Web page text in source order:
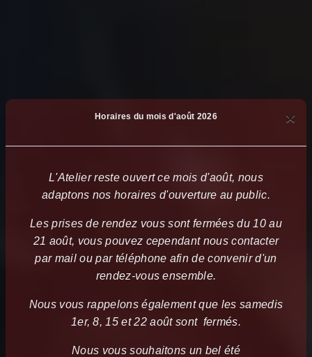
Horaires du mois d'août 2026 ×
L'Atelier reste ouvert ce mois d'août, nous
adaptons nos horaires d'ouverture au public.
Les prises de rendez vous sont fermées du 10 au
21 août, vous pouvez cependant nous contacter
par mail ou par téléphone afin de convenir d'un
rendez-vous ensemble.
Nous vous rappelons également que les samedis
1er, 8, 15 et 22 août sont fermés.
Nous vous souhaitons un bel été